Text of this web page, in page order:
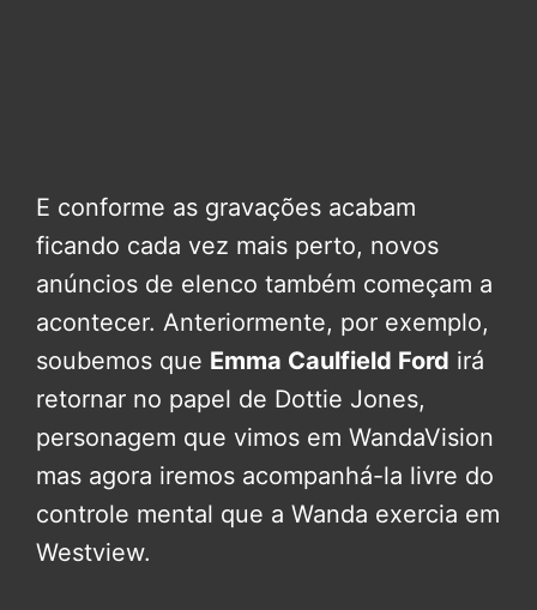
E conforme as gravações acabam
ficando cada vez mais perto, novos
anúncios de elenco também começam a
acontecer. Anteriormente, por exemplo,
soubemos que Emma Caulfield Ford irá
retornar no papel de Dottie Jones,
personagem que vimos em WandaVision
mas agora iremos acompanhá-la livre do
controle mental que a Wanda exercia em
Westview.